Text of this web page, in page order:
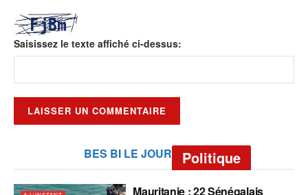
Saisissez le texte affiché ci-dessus:
BES BI LE JOUR Politique
Mauritanie : 22 Sénégalais